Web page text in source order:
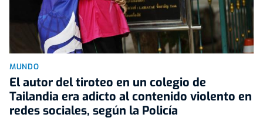
MUNDO
El autor del tiroteo en un colegio de
Tailandia era adicto al contenido violento en
redes sociales, según la Policía